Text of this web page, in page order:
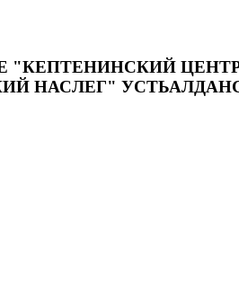
НАСЛЕГ"